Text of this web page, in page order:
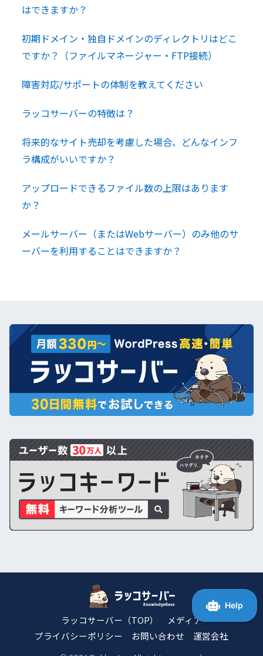
はできますか？
初期ドメイン・独自ドメインのディレクトリはどこ
ですか？（ファイルマネージャー・FTP接続）
障害対応/サポートの体制を教えてください
ラッコサーバーの特徴は？
将来的なサイト売却を考慮した場合、どんなインフ
ラ構成がいいですか？
アップロードできるファイル数の上限はあります
か？
メールサーバー（またはWebサーバー）のみ他のサ
ーバーを利用することはできますか？
ラッコサーバー（TOP）
メディア
プライバシーポリシー
お問い合わせ 運営会社